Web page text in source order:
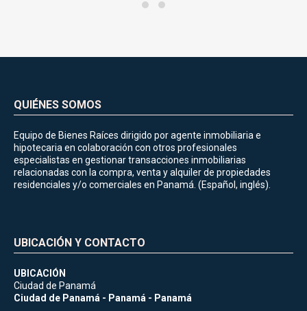
QUIÉNES SOMOS
Equipo de Bienes Raíces dirigido por agente inmobiliaria e
hipotecaria en colaboración con otros profesionales
especialistas en gestionar transacciones inmobiliarias
relacionadas con la compra, venta y alquiler de propiedades
residenciales y/o comerciales en Panamá. (Español, inglés).
UBICACIÓN Y CONTACTO
UBICACIÓN
Ciudad de Panamá
Ciudad de Panamá - Panamá - Panamá